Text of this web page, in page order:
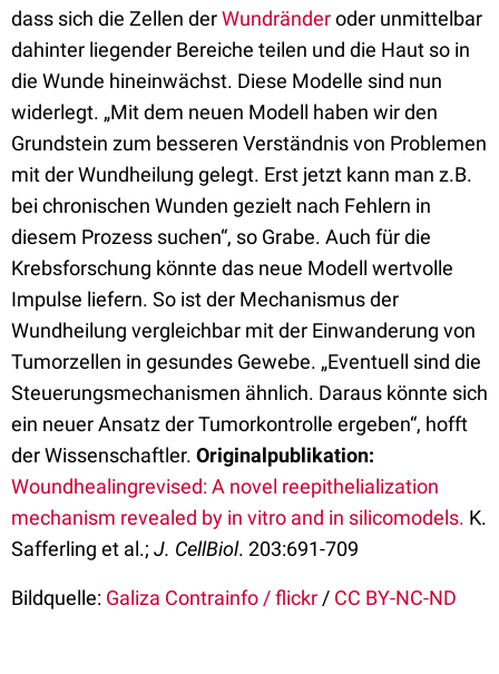
dass sich die Zellen derWundränderoder unmittelbar
dahinter liegender Bereiche teilen und die Haut so in
die Wunde hineinwächst. Diese Modelle sind nun
widerlegt. „Mit dem neuen Modell haben wir den
Grundstein zum besseren Verständnis von Problemen
mit der Wundheilung gelegt. Erst jetzt kann man z.B.
bei chronischen Wunden gezielt nach Fehlern in
diesem Prozess suchen“, so Grabe. Auch für die
Krebsforschung könnte das neue Modell wertvolle
Impulse liefern. So ist der Mechanismus der
Wundheilung vergleichbar mit der Einwanderung von
Tumorzellen in gesundes Gewebe. „Eventuell sind die
Steuerungsmechanismen ähnlich. Daraus könnte sich
ein neuer Ansatz der Tumorkontrolle ergeben“, hofft
der Wissenschaftler. Originalpublikation:
Woundhealingrevised: A novel reepithelialization
mechanism revealed by in vitro and in silicomodels. K.
Safferling et al.; J. CellBiol. 203:691-709
Bildquelle: Galiza Contrainfo / flickr / CC BY-NC-ND